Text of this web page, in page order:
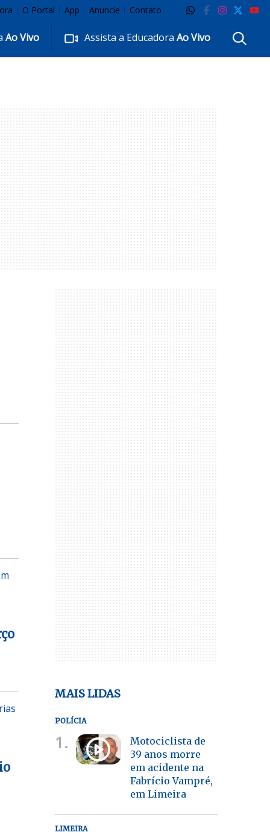
O Portal App Anuncie Contato
Ao Vivo Assista a EducadoraAo Vivo
MAIS LIDAS
POLÍCIA
1.
Motociclista de
39 anos morre
em acidente na
Fabrício Vampré,
em Limeira
LIMEIRA